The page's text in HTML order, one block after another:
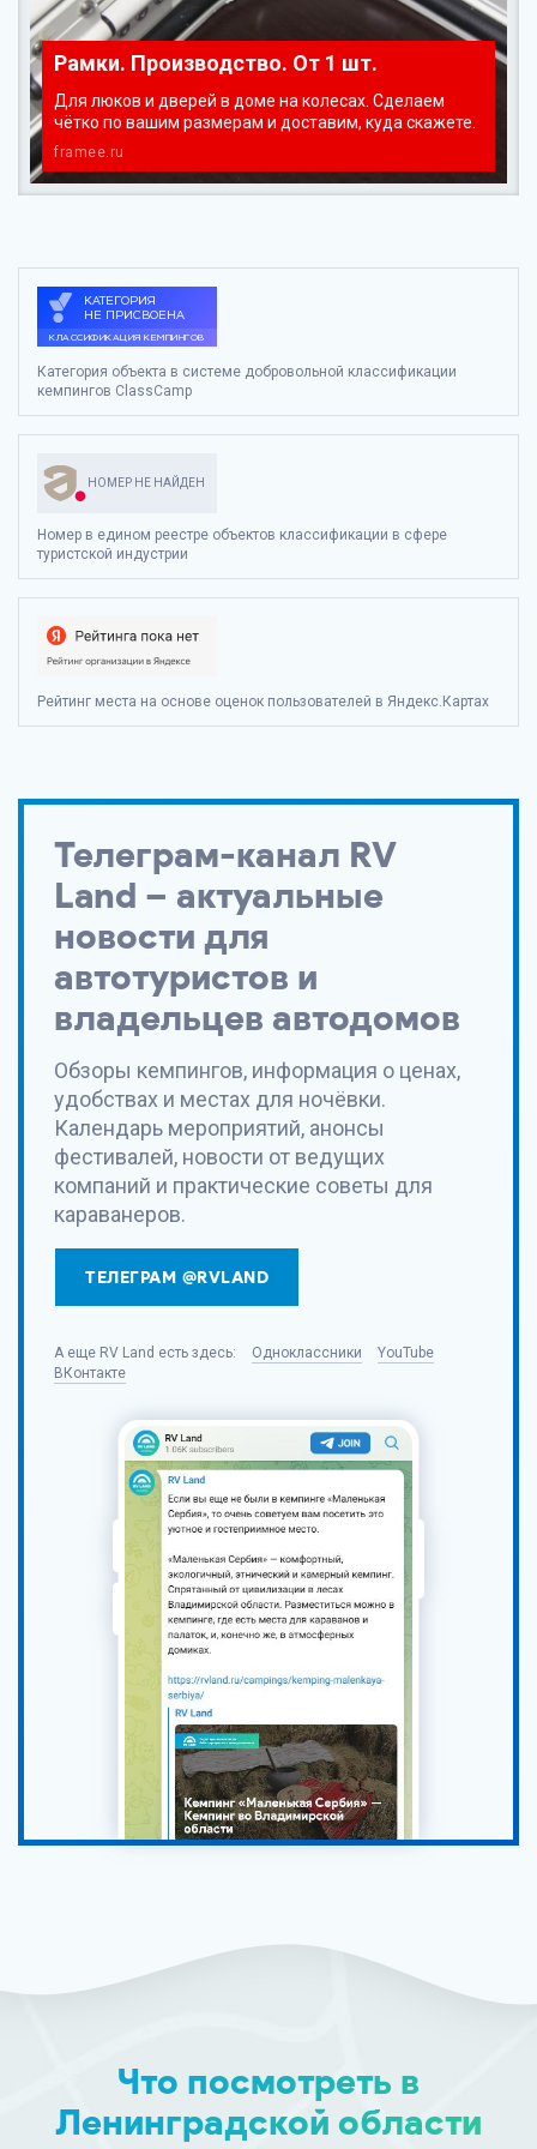
Рамки. Производство. От 1 шт.
Для люков и дверей в доме на колесах. Сделаем
чётко по вашим размерам и доставим, куда скажете.
framee.ru
Категория объекта в системе добровольной классификации
кемпингов ClassCamp
НОМЕР НЕ НАЙДЕН
Номер в едином реестре объектов классификации в сфере
туристской индустрии
Рейтинг места на основе оценок пользователей в Яндекс.Картах
Телеграм-канал RV
Land – актуальные
новости для
автотуристов и
владельцев автодомов
Обзоры кемпингов, информация о ценах,
удобствах и местах для ночёвки.
Календарь мероприятий, анонсы
фестивалей, новости от ведущих
компаний и практические советы для
караванеров.
ТЕЛЕГРАМ @RVLAND
А еще RV Land есть здесь: Одноклассники
YouTube
ВКонтакте
Что посмотреть в
Ленинградской области